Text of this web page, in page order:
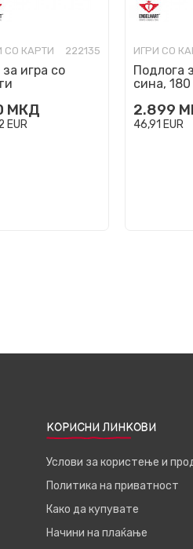
СО КАРТИ 222135
игра со
МКД
EUR
ИГРИ СО
Подлога
сина,
2.899
46,91 EUR
КОРИСНИ ЛИНКОВИ
Услови за користење и
Политика на приватност
Како да купувате
Начини на плаќање